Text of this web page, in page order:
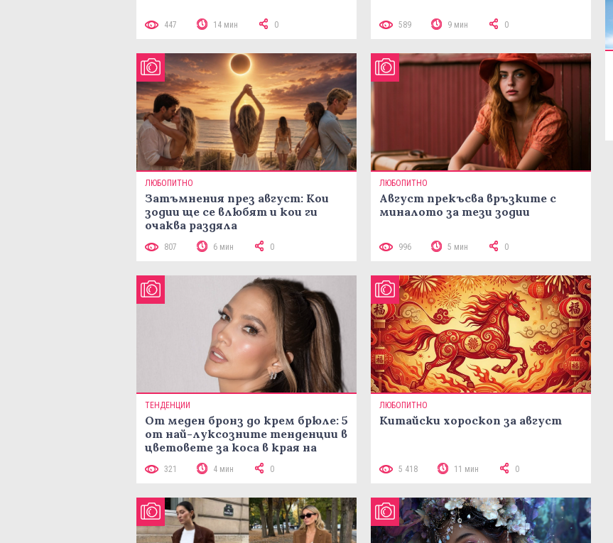
447 14 мин 0 589 9 мин 0
ЛЮБОПИТНО
Затъмнения през август: Кои
зодии ще се влюбят и кои ги
очаква раздяла
807 6 мин 0
ЛЮБОПИТНО
Август прекъсва връзките с
миналото за тези зодии
996 5 мин 0
ТЕНДЕНЦИИ
От меден бронз до крем брюле: 5
от най-луксозните тенденции в
цветовете за коса в края на
321 4 мин 0
ЛЮБОПИТНО
Китайски хороскоп за август
5 418 11 мин 0